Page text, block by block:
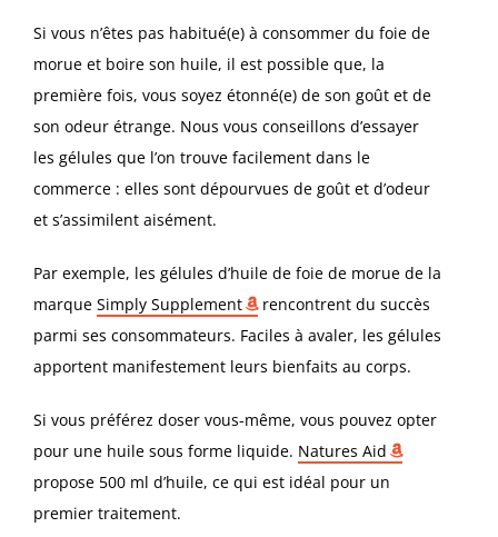
Si vous n’êtes pas habitué(e) à consommer du foie de
morue et boire son huile, il est possible que, la
première fois, vous soyez étonné(e) de son goût et de
son odeur étrange. Nous vous conseillons d’essayer
les gélules que l’on trouve facilement dans le
commerce : elles sont dépourvues de goût et d’odeur
et s’assimilent aisément.
Par exemple, les gélules d’huile de foie de morue de la
marque Simply Supplement
rencontrent du succès
parmi ses consommateurs. Faciles à avaler, les gélules
apportent manifestement leurs bienfaits au corps.
Si vous préférez doser vous-même, vous pouvez opter
pour une huile sous forme liquide. Natures Aid
propose 500 ml d’huile, ce qui est idéal pour un
premier traitement.